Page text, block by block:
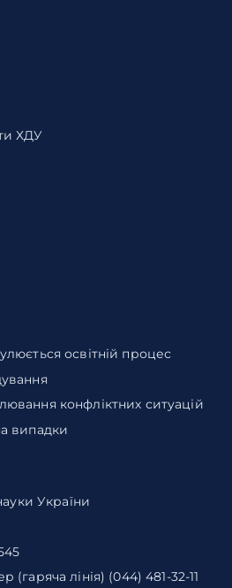
ХДУ
освітній процес
конфліктних ситуацій
випадки
України
лінія) (044) 481-32-11